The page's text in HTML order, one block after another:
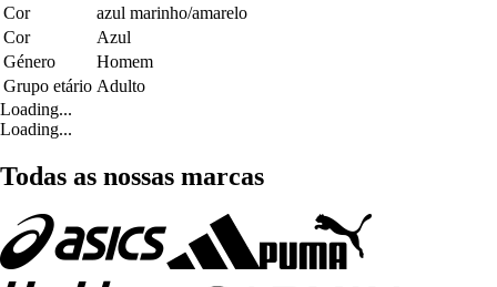
Cor
azul marinho/amarelo
Cor
Azul
Género
Homem
Grupo etário Adulto
Loading...
Loading...
Todas as nossas marcas